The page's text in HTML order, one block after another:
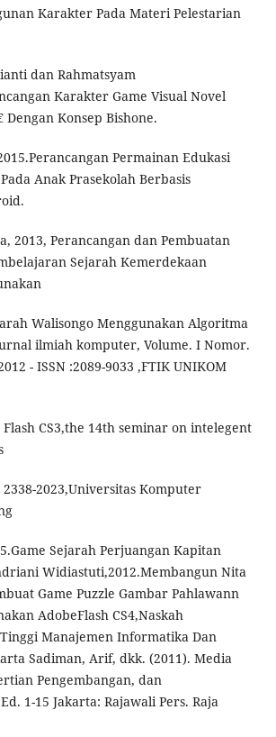
Karakter Pada Materi Pelestarian
dan Rahmatsyam
Karakter Game Visual Novel
Konsep Bishone.
Permainan Edukasi
Anak Prasekolah Berbasis
2013, Perancangan dan Pembuatan
Sejarah Kemerdekaan
Walisongo Menggunakan Algoritma
ilmiah komputer, Volume. I Nomor.
- ISSN :2089-9033 ,FTIK UNIKOM
CS3,the 14th seminar on intelegent
2023,Universitas Komputer
Sejarah Perjuangan Kapitan
Widiastuti,2012.Membangun Nita
Game Puzzle Gambar Pahlawann
AdobeFlash CS4,Naskah
Manajemen Informatika Dan
Sadiman, Arif, dkk. (2011). Media
Pengembangan, dan
1-15 Jakarta: Rajawali Pers. Raja